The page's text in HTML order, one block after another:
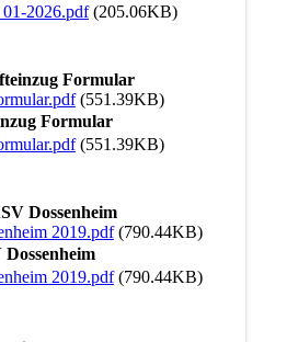
2026.pdf(205.06KB)
Formular
(551.39KB)
Formular
(551.39KB)
Dossenheim
2019.pdf(790.44KB)
2019.pdf(790.44KB)